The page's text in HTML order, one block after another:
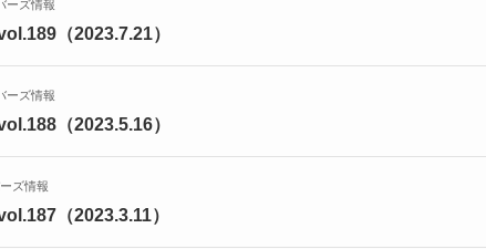
ーズ情報
（2023.7.21）
ーズ情報
（2023.5.16）
ズ情報
（2023.3.11）